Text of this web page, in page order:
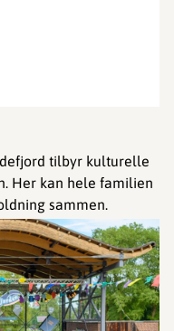
tilbyr kulturelle
Her kan hele familien
sammen.